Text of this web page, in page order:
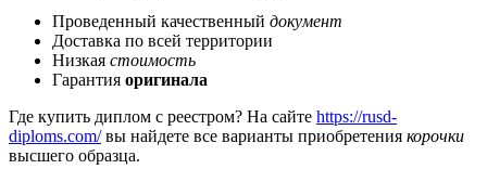
Проведенный качественный документ
Доставка по всей территории
Низкая стоимость
Гарантия оригинала
Где купить диплом с реестром? На сайте https://rusd-
diploms.com/вы найдете все варианты приобретения корочки
высшего образца.